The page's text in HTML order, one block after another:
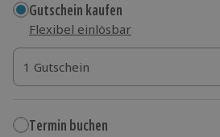
Gutschein kaufen
Flexibel einlösbar
1 Gutschein
1 Gutschein
1 Gutschein
Termin buchen